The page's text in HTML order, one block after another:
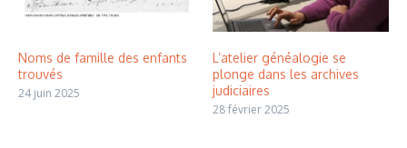
Noms de famille des enfants
trouvés
24 juin 2025
L’atelier généalogie se
plonge dans les archives
judiciaires
28 février 2025